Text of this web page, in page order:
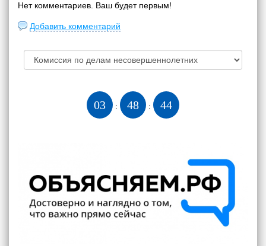
Нет комментариев. Ваш будет первым!
Добавить комментарий
03 : 48 : 45